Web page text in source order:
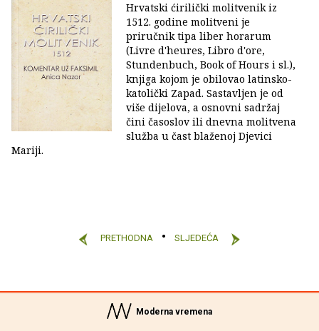
Hrvatski ćirilički molitvenik iz
1512. godine molitveni je
priručnik tipa liber horarum
(Livre d'heures, Libro d'ore,
Stundenbuch, Book of Hours i sl.),
knjiga kojom je obilovao latinsko-
katolički Zapad. Sastavljen je od
više dijelova, a osnovni sadržaj
čini časoslov ili dnevna molitvena
služba u čast blaženoj Djevici
Mariji.
PRETHODNA SLJEDEĆA
Moderna vremena